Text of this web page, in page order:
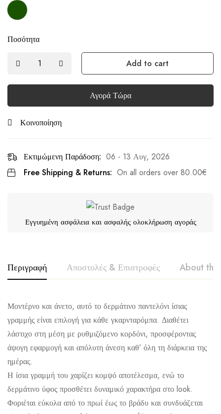
Ποσότητα
Add to cart
Αγορά Τώρα
Κοινοποίηση
Εκτιμώμενη Παράδοση: 06 - 13 Αυγ, 2026
Free Shipping & Returns: On all orders over 80.00€
Εγγυημένη ασφάλεια και ασφαλής ολοκλήρωση αγοράς
Περιγραφή Αποστολές & Επιστροφές About
Μοντέρνο και άνετο, αυτό το δερμάτινο παντελόνι ίσιας
γραμμής είναι επιλογή για κάθε γκαρνταρόμπα. Διαθέτει
λάστιχο στη μέση με ρυθμιζόμενο κορδόνι, προσφέροντας
άψογη εφαρμογή και απόλυτη άνεση καθ’ όλη τη διάρκεια της
ημέρας.
Η ίσια γραμμή του χαρίζει κομψό αποτέλεσμα, ενώ το
δερμάτινο ύφος προσθέτει δυναμικό χαρακτήρα στο look.
Φοριέται εύκολα από το πρωί έως το βράδυ και συνδυάζεται
Αποστολή σε πόλη: 2,50€
Αποστολή σε επαρχία: 3,90€
Αντικαταβολή: 2,50€
VOICE